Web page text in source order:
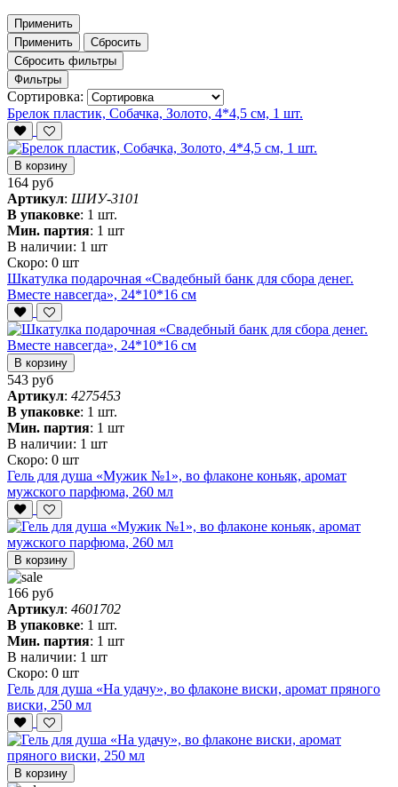
Применить
Применить
Сбросить
Сбросить фильтры
Фильтры
Сортировка:
Брелок пластик, Собачка, Золото, 4*4,5 см, 1 шт.
В корзину
164 руб
Артикул: ШИУ-3101
В упаковке: 1 шт.
Мин. партия: 1 шт
В наличии: 1 шт
Скоро: 0 шт
Шкатулка подарочная «Свадебный банк для сбора денег.
Вместе навсегда», 24*10*16 см
В корзину
543 руб
Артикул: 4275453
В упаковке: 1 шт.
Мин. партия: 1 шт
В наличии: 1 шт
Скоро: 0 шт
Гель для душа «Мужик №1», во флаконе коньяк, аромат
мужского парфюма, 260 мл
В корзину
166 руб
Артикул: 4601702
В упаковке: 1 шт.
Мин. партия: 1 шт
В наличии: 1 шт
Скоро: 0 шт
Гель для душа «На удачу», во флаконе виски, аромат пряного
виски, 250 мл
В корзину